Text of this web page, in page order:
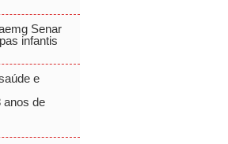
Senar
infantis
e
anos de